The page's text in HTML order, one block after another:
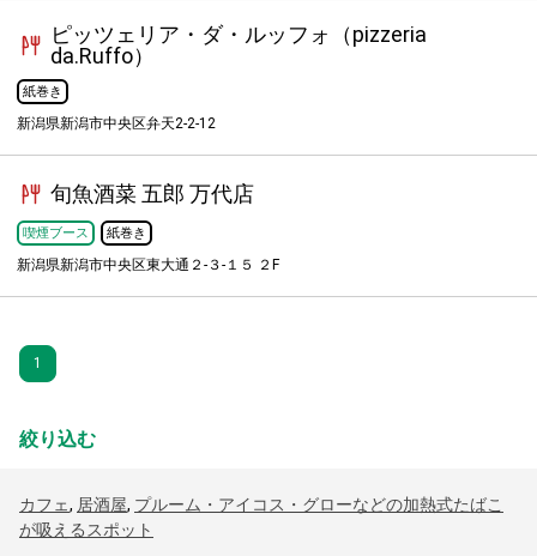
ピッツェリア・ダ・ルッフォ（pizzeria
da.Ruffo）
紙巻き
新潟県新潟市中央区弁天2-2-12
旬魚酒菜 五郎 万代店
喫煙ブース 紙巻き
新潟県新潟市中央区東大通２-３-１５ ２F
1
絞り込む
カフェ, 居酒屋, プルーム・アイコス・グローなどの加熱式たばこ
が吸えるスポット